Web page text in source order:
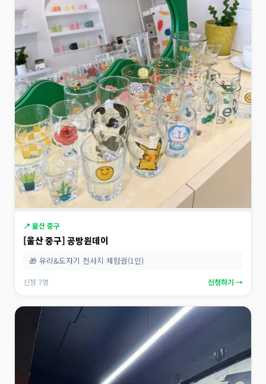
📍 울산 중구
[울산 중구] 공방원데이
🎁 유리&도자기 전사지 체험권(1인)
신청 7명 신청하기 →